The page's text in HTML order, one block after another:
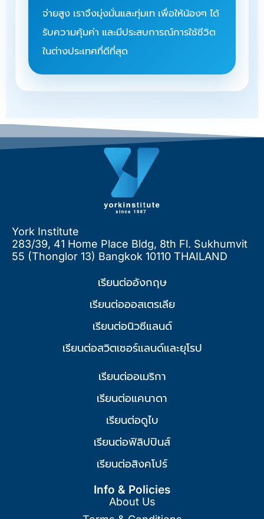
จ่ายสูง เราจึงมุ่งมั่นและทุ่มเท เพื่อให้น้องๆ ได้
รับความคุ้มค่า และมีประสบการณ์การใช้ชีวิต
ในต่างประเทศที่ดีที่สุด
York Institute
283/39, 41 Home Place Bldg, 8th Fl. Sukhumvit
55 (Thonglor 13) Bangkok 10110 THAILAND
เรียนต่ออังกฤษ
เรียนต่อออสเตรเลีย
เรียนต่อนิวซีแลนด์
เรียนต่อสวิตเซอร์แลนด์และยุโรป
เรียนต่ออเมริกา
เรียนต่อแคนาดา
เรียนต่อดูไบ
เรียนต่อฟิลิปปินส์
เรียนต่อสิงคโปร์
Info & Policies
About Us